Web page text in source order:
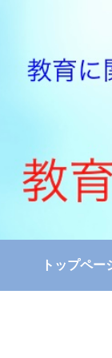
トップペー